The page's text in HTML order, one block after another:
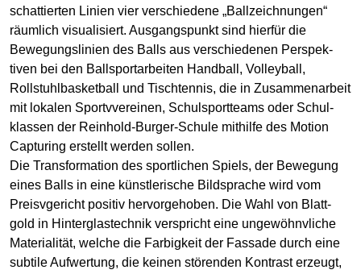
schattierten Linien vier verschie­dene „Ball­zeichnungen“
räumlich visualisiert. Ausgangs­punkt sind hierfür die
Bewegungs­linien des Balls aus ver­schiede­nen Perspek­
tiven bei den Ball­sport­arbeiten Hand­ball, Volley­ball,
Rollstuhl­basket­ball und Tisch­tennis, die in Zusammen­arbeit
mit lokalen Sportvvereinen, Schul­sport­teams oder Schul­
klassen der Reinhold-­Burger-­Schule mithilfe des Motion
Capturing er­stellt werden sollen.
Die Trans­formation des sport­lichen Spiels, der Bewegung
eines Balls in eine künst­lerische Bild­sprache wird vom
Preisvgericht positiv hervor­gehoben. Die Wahl von Blatt­
gold in Hinter­glas­technik ver­spricht eine un­gewöhnvliche
Materialität, welche die Farbig­keit der Fassade durch eine
subtile Auf­wertung, die keinen störenden Kontrast erzeugt,